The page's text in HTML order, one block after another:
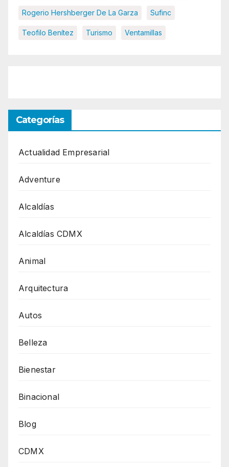
Rogerio Hershberger De La Garza Sufinc
Teofilo Benítez Turismo Ventamillas
Categorías
Actualidad Empresarial
Adventure
Alcaldías
Alcaldías CDMX
Animal
Arquitectura
Autos
Belleza
Bienestar
Binacional
Blog
CDMX